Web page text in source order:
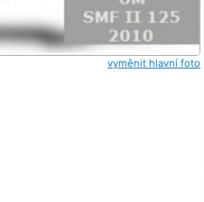
vyměnit hlavní foto